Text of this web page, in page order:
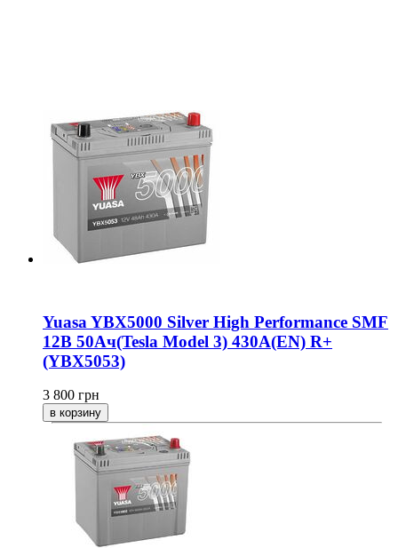
Yuasa YBX5000 Silver High Performance SMF
12В 50Ач(Tesla Model 3) 430A(EN) R+
(YBX5053)
3 800 грн